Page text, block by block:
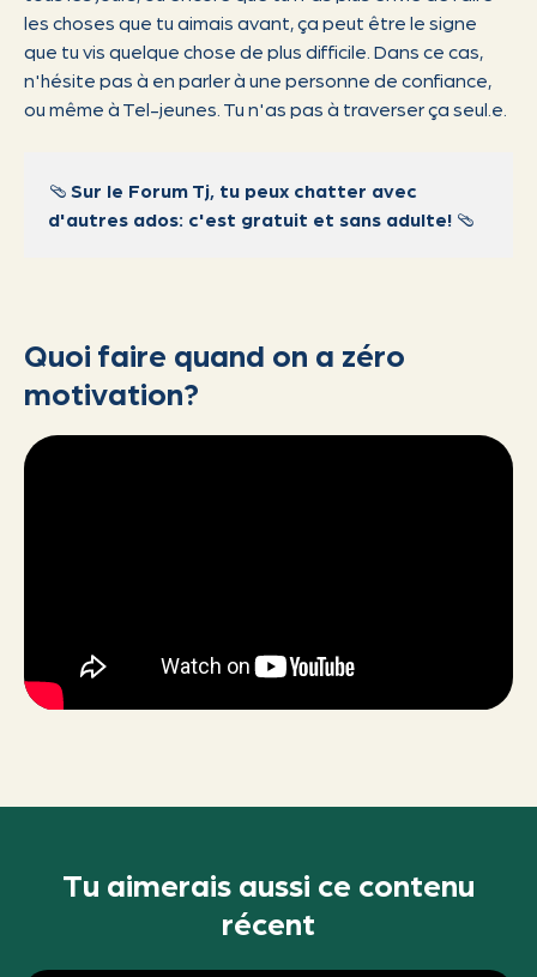
les choses que tu aimais avant, ça peut être le signe
que tu vis quelque chose de plus difficile. Dans ce cas,
n'hésite pas à en parler à une personne de confiance,
ou même à Tel-jeunes. Tu n'as pas à traverser ça seul.e.
🩴 Sur le Forum Tj, tu peux chatter avec
d'autres ados: c'est gratuit et sans adulte! 🩴
Quoi faire quand on a zéro
motivation?
Tu aimerais aussi ce contenu
récent